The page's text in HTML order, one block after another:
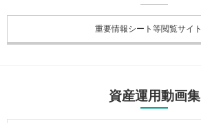
重要情報シート等閲覧サイト
資産運用動画集